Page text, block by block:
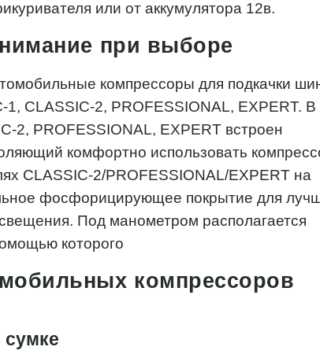
или от аккумулятора 12в.
при выборе
компрессоры для подкачки
1, CLASSIC-2, PROFESSIONAL, EXPERT. В
2, PROFESSIONAL, EXPERT встроен
комфортно использовать
CLASSIC-2/PROFESSIONAL/EXPERT на
фосфорицирующее покрытие для
Под манометром располагается
которого
компрессоров